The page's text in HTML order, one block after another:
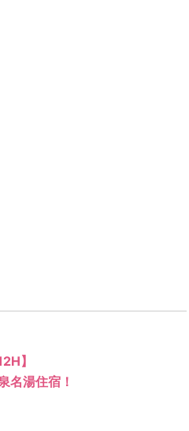
】
名湯住宿！